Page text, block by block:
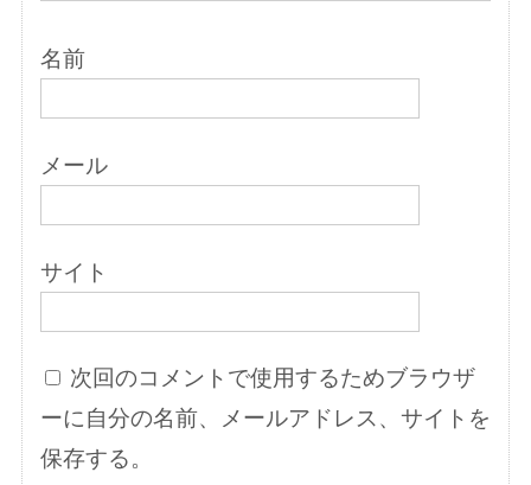
名前
メール
サイト
次回のコメントで使用するためブラウザ
ーに自分の名前、メールアドレス、サイトを
保存する。